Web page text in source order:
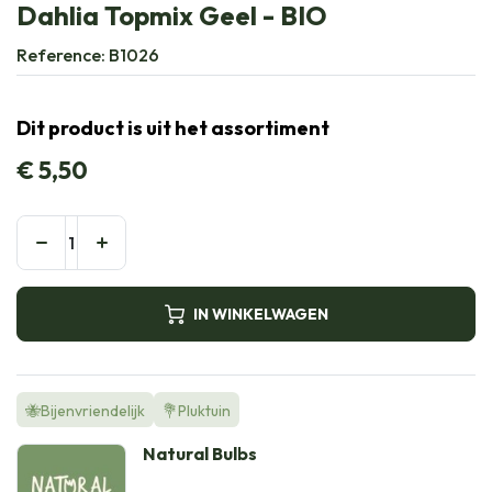
Dahlia Topmix Geel - BIO
Reference: B1026
Dit product is uit het assortiment
€5,50
IN WINKELWAGEN
🐝Bijenvriendelijk 💐Pluktuin
Natural Bulbs